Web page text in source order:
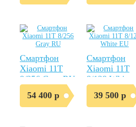
Смартфон
Xiaomi 11T
8/256 Gray RU
54 400 р
Смартфон
Xiaomi 11T
8/128 White
EU
39 500 р